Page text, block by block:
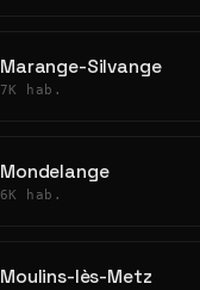
Marange-Silvange
7K hab.
Mondelange
6K hab.
Moulins-lès-Metz